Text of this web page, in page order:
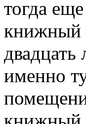
тогда
книжный
двадцать
именно